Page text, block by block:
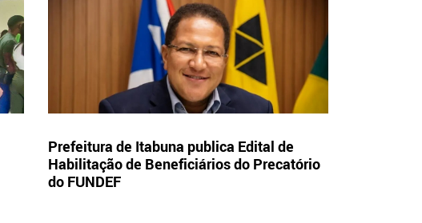
Prefeitura de Itabuna publica Edital de
Habilitação de Beneficiários do Precatório
do FUNDEF